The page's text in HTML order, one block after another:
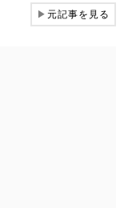
▶元記事を見る